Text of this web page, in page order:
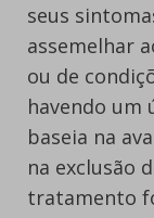
seus
assemelhar
ou de
havendo um
baseia na
na exclusão
tratamento